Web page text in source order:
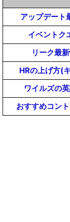
アップデート
イベントク
リーク最
HRの上げ方(
ワイルズの
おすすめコン